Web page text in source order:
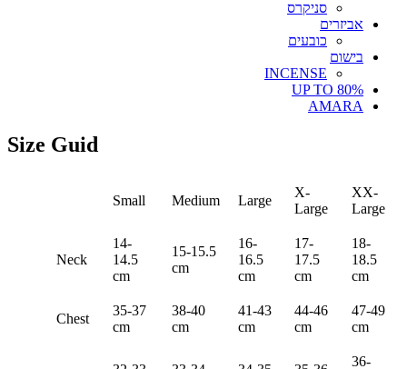
סניקרס
אביזרים
כובעים
בישום
INCENSE
UP TO 80%
AMARA
Size Guid
Small Medium Large
X-
Large
XX-
Large
Neck
14-
14.5
cm
15-15.5
cm
16-
16.5
cm
17-
17.5
cm
18-
18.5
cm
Chest
35-37
cm
38-40
cm
41-43
cm
44-46
cm
47-49
cm
36-